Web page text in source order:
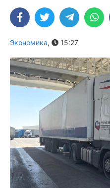
Экономика, 15:27